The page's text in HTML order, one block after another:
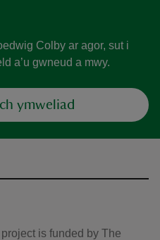
Colby ar agor, sut i
a’u gwneud a mwy.
ymweliad
is funded by The